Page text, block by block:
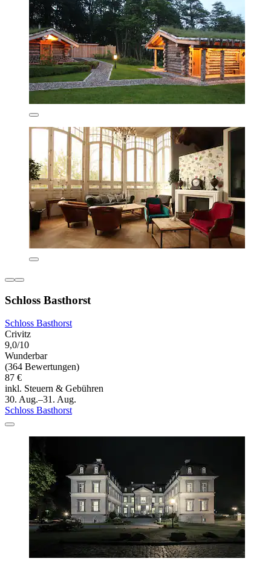
Schloss Basthorst
Schloss Basthorst
Crivitz
9,0/10
Wunderbar
(364 Bewertungen)
87 €
inkl. Steuern & Gebühren
30. Aug.–31. Aug.
Schloss Basthorst